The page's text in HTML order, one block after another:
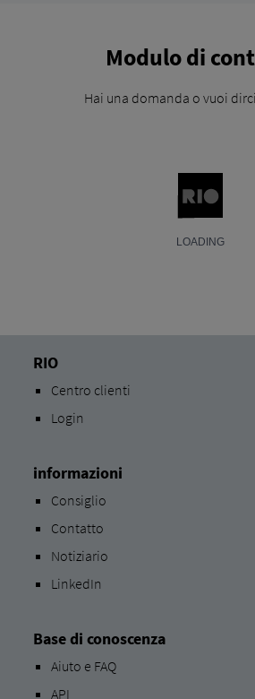
Modulo di
Hai una domanda o vuoi
RIO
Centro clienti
Login
informazioni
Consiglio
Contatto
Notiziario
LinkedIn
Base di conoscenza
Aiuto e FAQ
API